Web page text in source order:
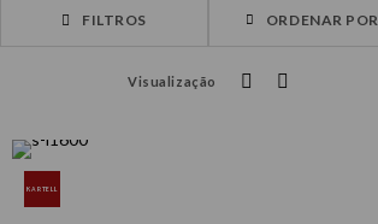
FILTROS ORDENAR POR
Visualização
KARTELL